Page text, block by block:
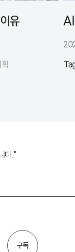
유
다."
구독